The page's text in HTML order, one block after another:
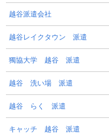
越谷派遣会社
越谷レイクタウン 派遣
獨協大学 越谷 派遣
越谷 洗い場 派遣
越谷 らく 派遣
キャッチ 越谷 派遣